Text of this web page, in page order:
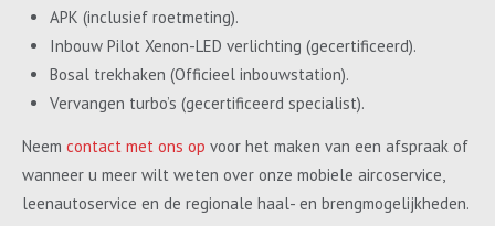
APK (inclusief roetmeting).
Inbouw Pilot Xenon-LED verlichting (gecertificeerd).
Bosal trekhaken (Officieel inbouwstation).
Vervangen turbo’s (gecertificeerd specialist).
Neem contact met ons op voor het maken van een afspraak of
wanneer u meer wilt weten over onze mobiele aircoservice,
leenautoservice en de regionale haal- en brengmogelijkheden.